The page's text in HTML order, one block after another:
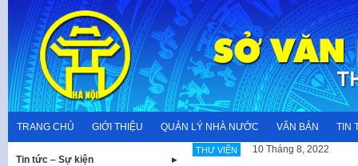
content
TRANG CHỦ GIỚI THIỆU QUẢN LÝ NHÀ NƯỚC VĂN BẢN TIN
THƯ VIỆN 10 Tháng 8, 2022
Tin tức – Sự kiện